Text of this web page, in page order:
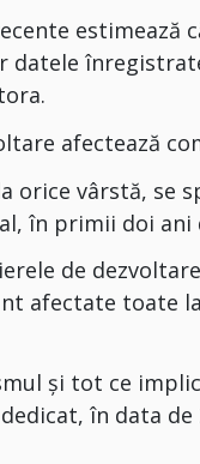
estimează
datele
afectează
orice vârstă, se
în primii doi ani
de
afectate toate
și tot ce
în data